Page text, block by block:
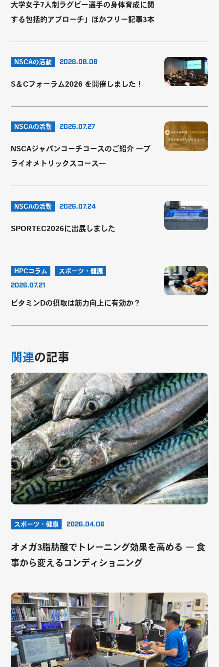
大学女子7人制ラグビー選手の身体育成に関
する包括的アプローチ」ほかフリー記事3本
NSCAの活動 2026.08.06
S＆Cフォーラム2026 を開催しました！
NSCAの活動 2026.07.27
NSCAジャパンコーチコースのご紹介 ―プ
ライオメトリックスコース―
NSCAの活動 2026.07.24
SPORTEC2026に出展しました
HPCコラム スポーツ・健康
2026.07.21
ビタミンDの摂取は筋力向上に有効か？
関連の記事
スポーツ・健康 2026.04.06
オメガ3脂肪酸でトレーニング効果を高める ― 食
事から変えるコンディショニング